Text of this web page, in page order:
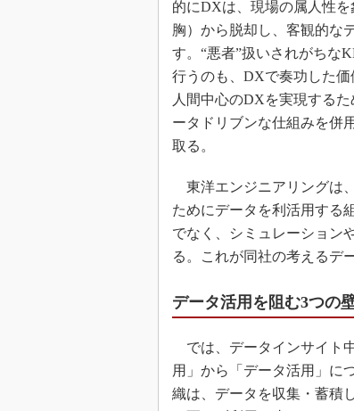
的にDXは、現場の属人性
胸）から脱却し、客観的な
す。“悪者”扱いされがちな
行うのも、DXで奏功した価
人間中心のDXを実現する
ータドリブンな仕組みを併
取る。
東洋エンジニアリングは
ためにデータを利活用する
でなく、シミュレーション
る。これが同社の考えるデ
データ活用を阻む3つの
では、データインサイト
用」から「データ活用」に
織は、データを収集・蓄積